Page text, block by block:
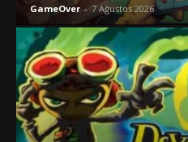
GameOver - 7 Ağustos 2026